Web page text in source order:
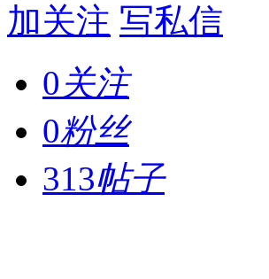
加关注 写私信
0关注
0粉丝
313帖子